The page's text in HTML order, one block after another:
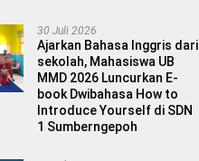
30 Juli 2026
Ajarkan Bahasa Inggris dari
sekolah, Mahasiswa UB
MMD 2026 Luncurkan E-
book Dwibahasa How to
Introduce Yourself di SDN
1 Sumberngepoh